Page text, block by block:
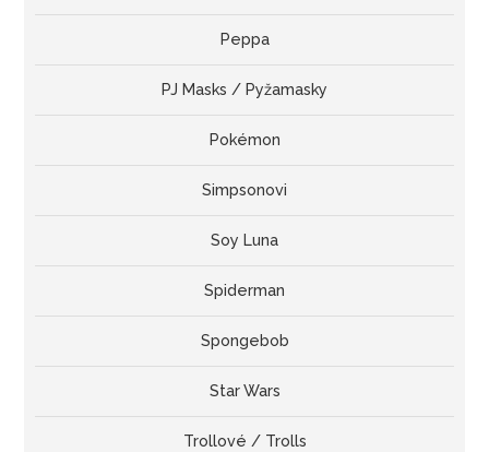
Peppa
PJ Masks / Pyžamasky
Pokémon
Simpsonovi
Soy Luna
Spiderman
Spongebob
Star Wars
Trollové / Trolls